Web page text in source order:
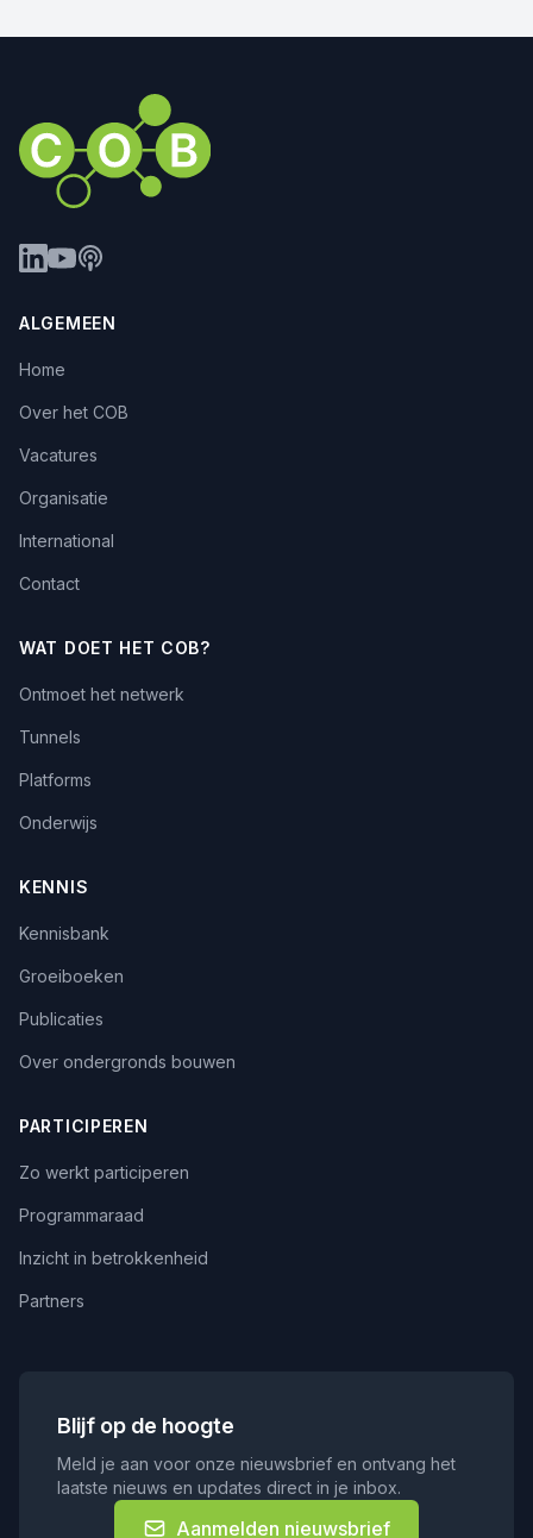
ALGEMEEN
Home
Over het COB
Vacatures
Organisatie
International
Contact
WAT DOET HET COB?
Ontmoet het netwerk
Tunnels
Platforms
Onderwijs
KENNIS
Kennisbank
Groeiboeken
Publicaties
Over ondergronds bouwen
PARTICIPEREN
Zo werkt participeren
Programmaraad
Inzicht in betrokkenheid
Partners
Blijf op de hoogte
Meld je aan voor onze nieuwsbrief en ontvang het
laatste nieuws en updates direct in je inbox.
Aanmelden nieuwsbrief